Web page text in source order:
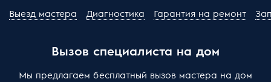
Выезд мастера Диагностика Гарантия на ремонт
Вызов специалиста на дом
Мы предлагаем бесплатный вызов мастера на дом